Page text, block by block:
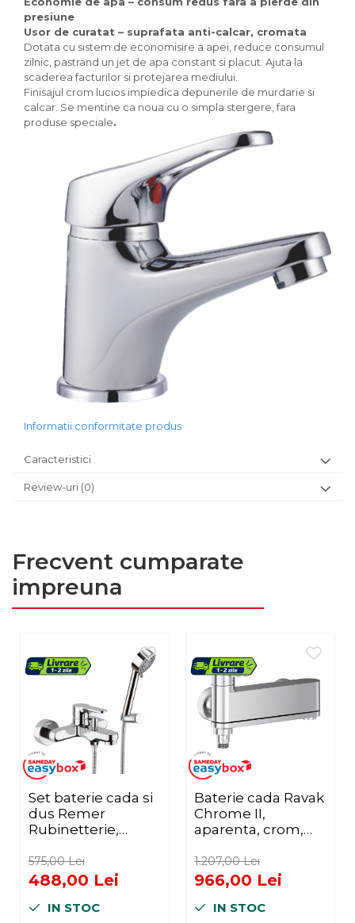
presiune
Usor de curatat – suprafata anti-calcar, cromata
Dotata cu sistem de economisire a apei, reduce consumul
zilnic, pastrand un jet de apa constant si placut. Ajuta la
scaderea facturilor si protejarea mediului.
Finisajul crom lucios impiedica depunerile de murdarie si
calcar. Se mentine ca noua cu o simpla stergere, fara
produse speciale.
Informatii conformitate produs
Caracteristici
Review-uri (0)
Frecvent cumparate
impreuna
Set baterie cada si
dus Remer
Rubinetterie,
tipuri de jeturi,
Cromat
575,00 Lei
488,00 Lei
IN STOC
Baterie cada Ravak
Chrome II,
aparenta, crom,
1.207,00 Lei
966,00 Lei
IN STOC